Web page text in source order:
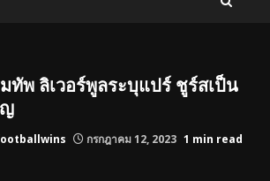
ทัพ ลิเวอร์พูลระบุแปร์ ชูร์สเป็น
กรกฎาคม 12, 2023 1 min read